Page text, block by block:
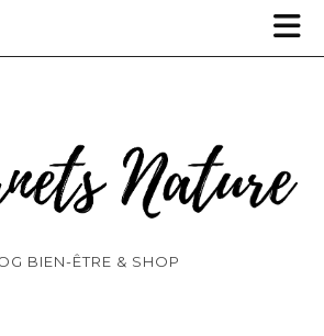
BIEN-ÊTRE & SHOP